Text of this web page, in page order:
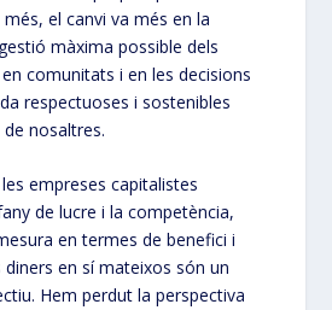
més, el canvi va més en la
màxima possible dels
comunitats i en les decisions
respectuoses i sostenibles
nosaltres.
empreses capitalistes
de lucre i la competència,
en termes de benefici i
diners en sí mateixos són un
Hem perdut la perspectiva